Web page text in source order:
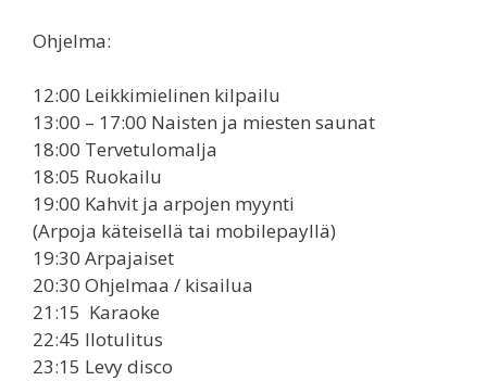
Ohjelma:
12:00 Leikkimielinen kilpailu
13:00 – 17:00 Naisten ja miesten saunat
18:00 Tervetulomalja
18:05 Ruokailu
19:00 Kahvit ja arpojen myynti
(Arpoja käteisellä tai mobilepayllä)
19:30 Arpajaiset
20:30 Ohjelmaa / kisailua
21:15 Karaoke
22:45 Ilotulitus
23:15 Levy disco